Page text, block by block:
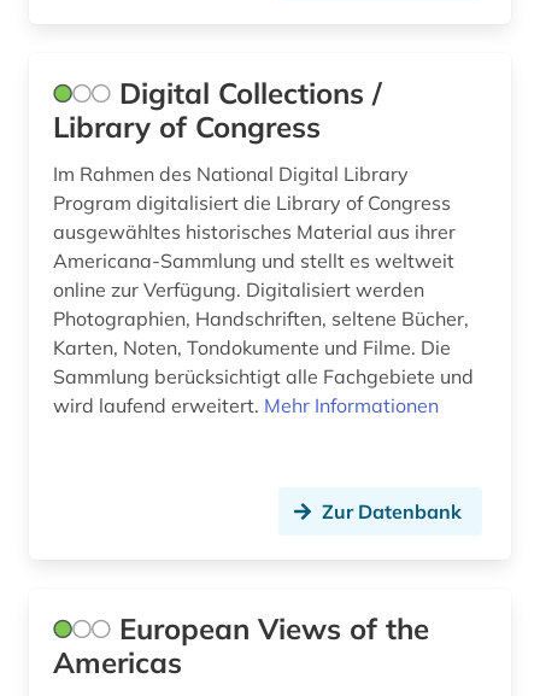
Digital Collections /
Library of Congress
Im Rahmen des National Digital Library
Program digitalisiert die Library of Congress
ausgewähltes historisches Material aus ihrer
Americana-Sammlung und stellt es weltweit
online zur Verfügung. Digitalisiert werden
Photographien, Handschriften, seltene Bücher,
Karten, Noten, Tondokumente und Filme. Die
Sammlung berücksichtigt alle Fachgebiete und
wird laufend erweitert. Mehr Informationen
Zur Datenbank
European Views of the
Americas